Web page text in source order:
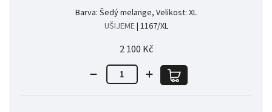
Barva: Šedý melange, Velikost: XL
UŠIJEME| 1167/XL
2 100 Kč